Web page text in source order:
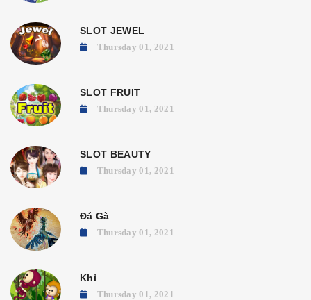
SLOT JEWEL
Thursday 01, 2021
SLOT FRUIT
Thursday 01, 2021
SLOT BEAUTY
Thursday 01, 2021
Đá Gà
Thursday 01, 2021
Khỉ
Thursday 01, 2021